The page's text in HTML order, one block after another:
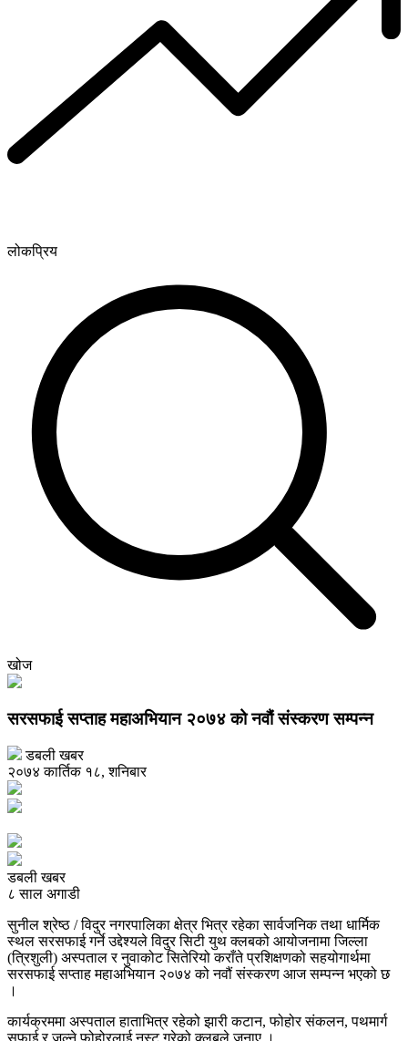
लोकप्रिय
खोज
सरसफाई सप्ताह महाअभियान २०७४ को नवौं संस्करण सम्पन्न
डबली खबर
२०७४ कार्तिक १८, शनिबार
डबली खबर
८ साल अगाडी
सुनील श्रेष्ठ / विदुर नगरपालिका क्षेत्र भित्र रहेका सार्वजनिक तथा धार्मिक
स्थल सरसफाई गर्ने उद्देश्यले विदुर सिटी युथ क्लबको आयोजनामा जिल्ला
(त्रिशुली) अस्पताल र नुवाकोट सितेरियो कराँते प्रशिक्षणको सहयोगार्थमा
सरसफाई सप्ताह महाअभियान २०७४ को नवौं संस्करण आज सम्पन्न भएको छ
।
कार्यक्रममा अस्पताल हाताभित्र रहेको झारी कटान, फोहोर संकलन, पथमार्ग